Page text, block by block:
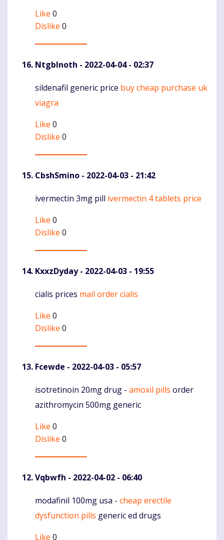
Like 0
Dislike 0
NtgbInoth - 2022-04-04 - 02:37
Komentaras
sildenafil generic price buy cheap purchase uk
viagra
Like 0
Dislike 0
CbshSmino - 2022-04-03 - 21:42
Komentaras
ivermectin 3mg pill ivermectin 4 tablets price
Like 0
Dislike 0
KxxzDyday- 2022-04-03 - 19:55
Komentaras
cialis prices mail order cialis
Like 0
Dislike 0
Fcewde - 2022-04-03 - 05:57
Komentaras
isotretinoin 20mg drug - amoxil pills order
azithromycin 500mg generic
Like 0
Dislike 0
Vqbwfh - 2022-04-02 - 06:40
Komentaras
modafinil 100mg usa - cheap erectile
dysfunction pills generic ed drugs
Like 0